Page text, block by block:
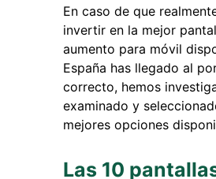
En caso de que
invertir en la mejor
aumento para móvil
España has llegado al
correcto, hemos
examinado y
mejores opciones
Las 10